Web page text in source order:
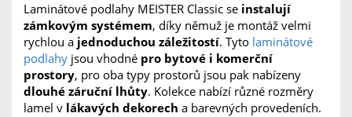
Laminátové podlahy MEISTER Classic se instalují
zámkovým systémem, díky němuž je montáž velmi
rychlou a jednoduchou záležitostí. Tyto laminátové
podlahy jsou vhodné pro bytové i komerční
prostory, pro oba typy prostorů jsou pak nabízeny
dlouhé záruční lhůty. Kolekce nabízí různé rozměry
lamel v lákavých dekorech a barevných provedeních.